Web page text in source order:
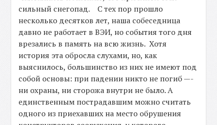
сильный снегопад. С тех пор прошло
несколько десятков лет, наша собеседница
давно не работает в ВЭИ, но события того дня
врезались в память на всю жизнь. Хотя
история эта обросла слухами, но, как
выяснилось, большинство из них не имеют под
собой основы: при падении никто не погиб —-
ни охраны, ни сторожа внутри не было. А
единственным пострадавшим можно считать
одного из приехавших на место обрушения